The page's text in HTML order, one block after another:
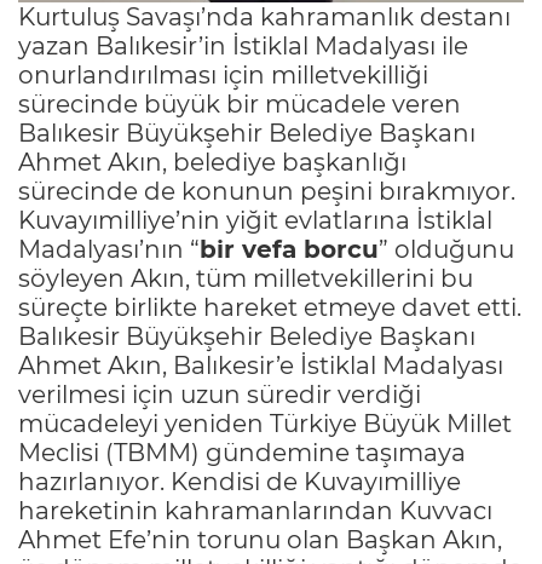
Kurtuluş Savaşı’nda kahramanlık destanı
yazan Balıkesir’in İstiklal Madalyası ile
onurlandırılması için milletvekilliği
sürecinde büyük bir mücadele veren
Balıkesir Büyükşehir Belediye Başkanı
Ahmet Akın, belediye başkanlığı
sürecinde de konunun peşini bırakmıyor.
Kuvayımilliye’nin yiğit evlatlarına İstiklal
Madalyası’nın “bir vefa borcu” olduğunu
söyleyen Akın, tüm milletvekillerini bu
süreçte birlikte hareket etmeye davet etti.
Balıkesir Büyükşehir Belediye Başkanı
Ahmet Akın, Balıkesir’e İstiklal Madalyası
verilmesi için uzun süredir verdiği
mücadeleyi yeniden Türkiye Büyük Millet
Meclisi (TBMM) gündemine taşımaya
hazırlanıyor. Kendisi de Kuvayımilliye
hareketinin kahramanlarından Kuvvacı
Ahmet Efe’nin torunu olan Başkan Akın,